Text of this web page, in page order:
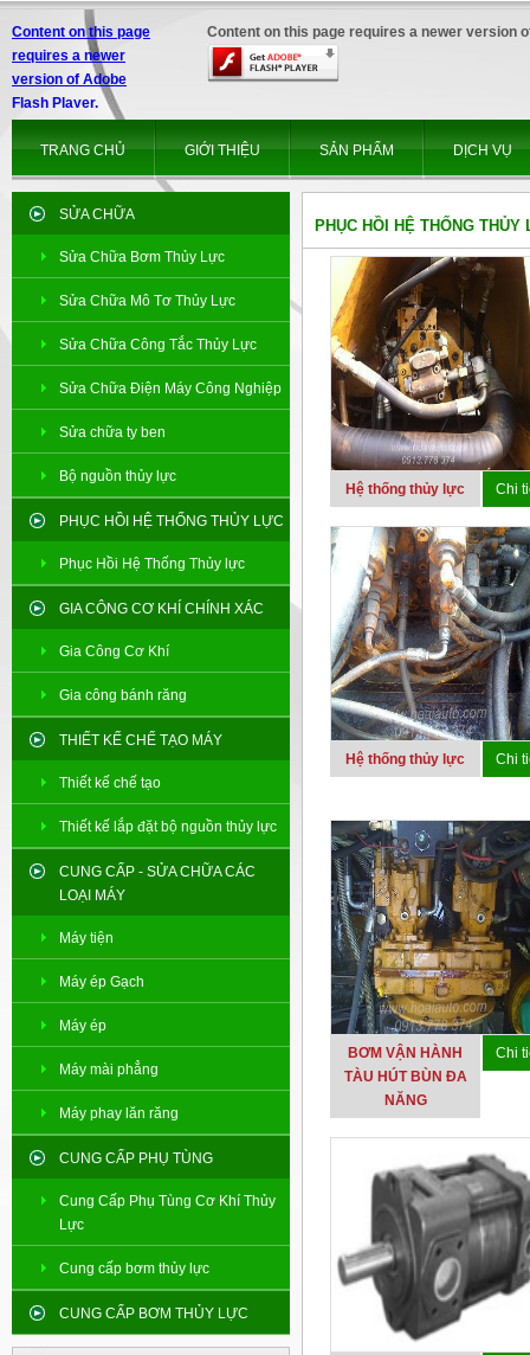
Content on this page
requires a newer
version of Adobe
Flash Player.
Content on this page requires a newer version
TRANG CHỦ GIỚI THIỆU SẢN PHẨM DỊCH VỤ
SỬA CHỮA
Sửa Chữa Bơm Thủy Lực
Sửa Chữa Mô Tơ Thủy Lực
Sửa Chữa Công Tắc Thủy Lực
Sửa Chữa Điện Máy Công Nghiệp
Sửa chữa ty ben
Bộ nguồn thủy lực
PHỤC HỒI HỆ THỐNG THỦY LỰC
Phục Hồi Hệ Thống Thủy lực
GIA CÔNG CƠ KHÍ CHÍNH XÁC
Gia Công Cơ Khí
Gia công bánh răng
THIẾT KẾ CHẾ TẠO MÁY
Thiết kế chế tạo
Thiết kế lắp đặt bộ nguồn thủy lực
CUNG CẤP - SỬA CHỮA CÁC
LOẠI MÁY
Máy tiện
Máy ép Gạch
Máy ép
Máy mài phẳng
Máy phay lăn răng
CUNG CẤP PHỤ TÙNG
Cung Cấp Phụ Tùng Cơ Khí Thủy
Lực
Cung cấp bơm thủy lực
CUNG CẤP BƠM THỦY LỰC
PHỤC HỒI HỆ THỐNG THỦY
Hệ thống thủy lực Chi
Hệ thống thủy lực Chi
BƠM VẬN HÀNH
TÀU HÚT BÙN ĐA
NĂNG
Chi